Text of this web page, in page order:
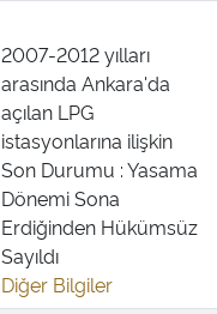
2007-2012 yılları
arasında Ankara'da
açılan LPG
istasyonlarına ilişkin
Son Durumu : Yasama
Dönemi Sona
Erdiğinden Hükümsüz
Sayıldı
Diğer Bilgiler